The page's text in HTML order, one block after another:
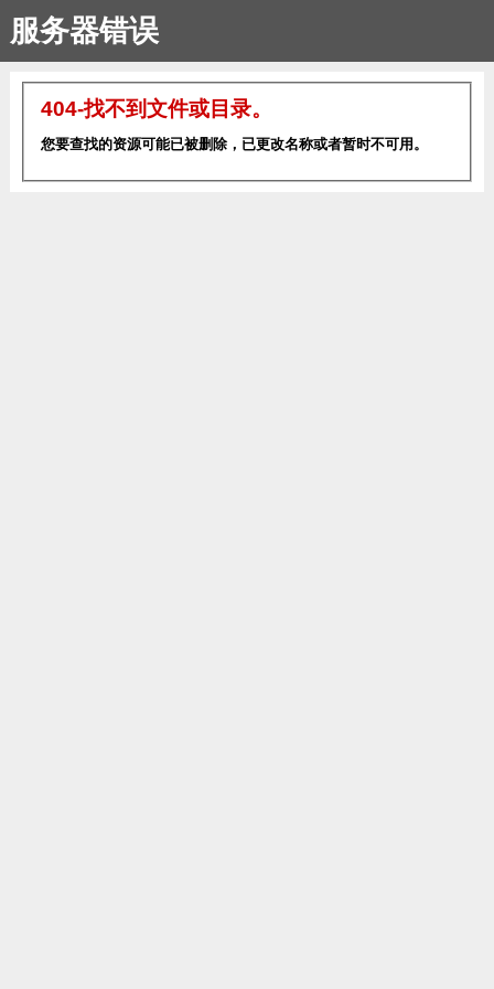
服务器错误
404-找不到文件或目录。
您要查找的资源可能已被删除，已更改名称或者暂时不可用。